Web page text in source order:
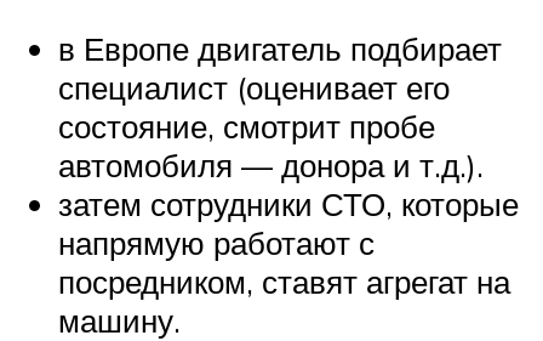
в Европе двигатель подбирает
специалист (оценивает его
состояние, смотрит пробе
автомобиля — донора и т.д.).
затем сотрудники СТО, которые
напрямую работают с
посредником, ставят агрегат на
машину.